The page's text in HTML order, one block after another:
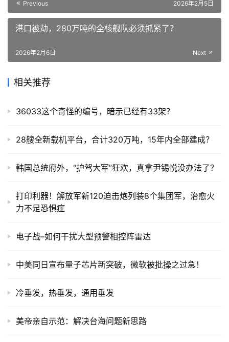
Previous 2026年2月5日
港口被劫，280万吨的全核舰队必须抓紧了？
Next
2026年2月6日
相关推荐
36033这个奇怪的编号，暗示已经有33架？
28艘全新载机平台，合计320万吨，15年内全部建成？
韩国总统府外，“护驾大军”狂欢，真拿尹锡悦没办法了？
打印利器！解放军新120迫击炮列装8个集团军，治愈火
力不足恐惧症
电子战–如何干扰大型预警相控阵雷达
中美同日宣布量子芯片新突破，微软被批操之过急！
冷垂发，热垂发，通用垂发
美帝亲自示范：解决台海问题新思路